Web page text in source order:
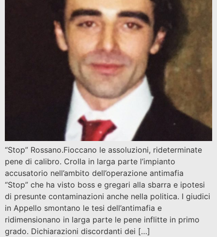
“Stop” Rossano.Fioccano le assoluzioni, rideterminate
pene di calibro. Crolla in larga parte l’impianto
accusatorio nell’ambito dell’operazione antimafia
“Stop” che ha visto boss e gregari alla sbarra e ipotesi
di presunte contaminazioni anche nella politica. I giudici
in Appello smontano le tesi dell’antimafia e
ridimensionano in larga parte le pene inflitte in primo
grado. Dichiarazioni discordanti dei […]